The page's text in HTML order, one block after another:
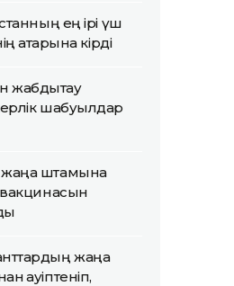
ең ірі үш
қатарына кірді
жабдықтау
шабуылдар
штамына
вакцинасын
жаңа
қауіптеніп,